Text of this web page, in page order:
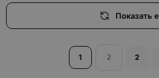
Показать
1 2